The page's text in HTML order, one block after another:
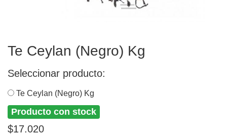
Te Ceylan (Negro) Kg
Seleccionar producto:
Te Ceylan (Negro) Kg
Producto con stock
$17.020